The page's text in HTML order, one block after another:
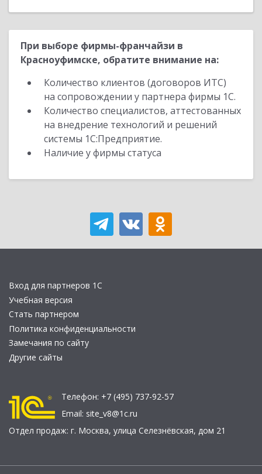
При выборе фирмы-франчайзи в
Красноуфимске, обратите внимание на:
Количество клиентов (договоров ИТС)
на сопровождении у партнера фирмы 1С.
Количество специалистов, аттестованных
на внедрение технологий и решений
системы 1С:Предприятие.
Наличие у фирмы статуса
Вход для партнеров 1С
Учебная версия
Стать партнером
Политика конфиденциальности
Замечания по сайту
Другие сайты
Телефон: +7 (495) 737-92-57
Email: site_v8@1c.ru
Отдел продаж: г. Москва, улица Селезнёвская, дом 21